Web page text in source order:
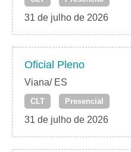
31 de julho de 2026
Oficial Pleno
Viana/ ES
CLT Presencial
31 de julho de 2026